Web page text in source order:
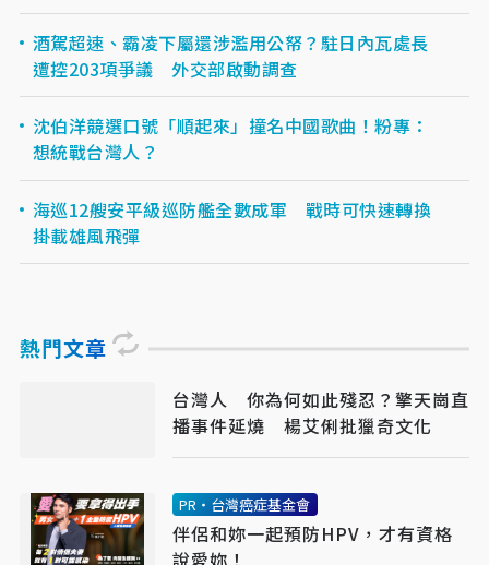
酒駕超速、霸凌下屬還涉濫用公帑？駐日內瓦處長
遭控203項爭議 外交部啟動調查
沈伯洋競選口號「順起來」撞名中國歌曲！粉專：
想統戰台灣人？
海巡12艘安平級巡防艦全數成軍 戰時可快速轉換
掛載雄風飛彈
熱門文章
台灣人 你為何如此殘忍？擎天崗直
播事件延燒 楊艾俐批獵奇文化
PR・台灣癌症基金會
伴侶和妳一起預防HPV，才有資格
說愛妳！